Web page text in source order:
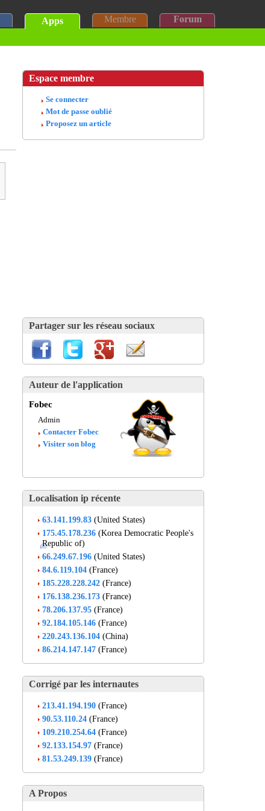
Apps Membre Forum
Espace membre
Se connecter
Mot de passe oublié
Proposez un article
Partager sur les réseau sociaux
Auteur de l'application
Fobec
Admin
Contacter Fobec
Visiter son blog
Localisation ip récente
63.141.199.83 (United States)
175.45.178.236 (Korea Democratic People's
Republic of)
66.249.67.196 (United States)
84.6.119.104 (France)
185.228.228.242 (France)
176.138.236.173 (France)
78.206.137.95 (France)
92.184.105.146 (France)
220.243.136.104 (China)
86.214.147.147 (France)
Corrigé par les internautes
213.41.194.190 (France)
90.53.110.24 (France)
109.210.254.64 (France)
92.133.154.97 (France)
81.53.249.139 (France)
A Propos